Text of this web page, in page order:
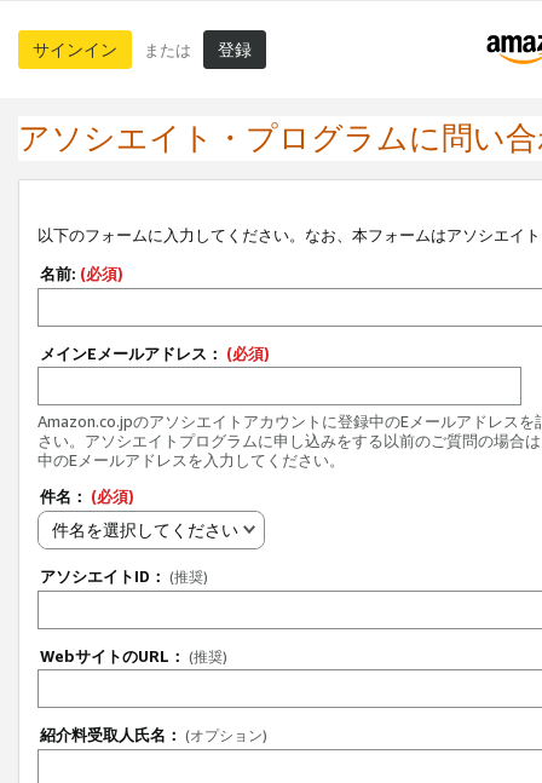
サインイン または 登録
アソシエイト・プログラムに問い
以下のフォームに入力してください。なお、本フォームはアソシエイ
名前: (必須)
メインEメールアドレス： (必須)
Amazon.co.jpのアソシエイトアカウントに登録中のEメールアドレスを
さい。アソシエイトプログラムに申し込みをする以前のご質問の場合
中のEメールアドレスを入力してください。
件名： (必須)
件名を選択してください
アソシエイトID： (推奨)
WebサイトのURL： (推奨)
紹介料受取人氏名： (オプション)